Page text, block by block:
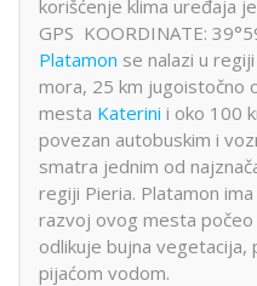
korišćenje klima uređaja
GPS KOORDINATE:
Platamon se nalazi u regiji
mora, 25 km jugoistočno
mesta Katerini i oko 100
povezan autobuskim i
smatra jednim od
regiji Pieria. Platamon
razvoj ovog mesta
odlikuje bujna vegetacija,
pijaćom vodom.